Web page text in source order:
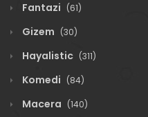
Fantazi (61)
Gizem (30)
Hayalistic (311)
Komedi (84)
Macera (140)